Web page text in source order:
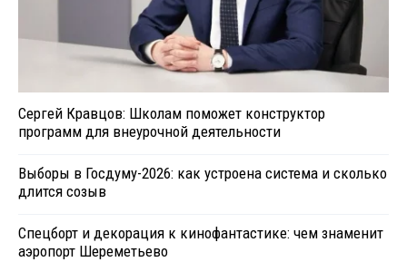
Сергей Кравцов: Школам поможет конструктор
программ для внеурочной деятельности
Выборы в Госдуму-2026: как устроена система и сколько
длится созыв
Спецборт и декорация к кинофантастике: чем знаменит
аэропорт Шереметьево